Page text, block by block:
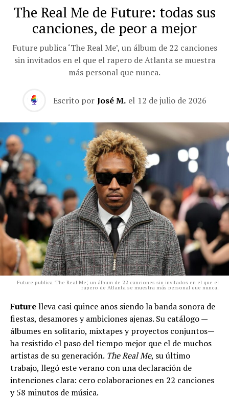
The Real Me de Future: todas sus
canciones, de peor a mejor
Future publica ‘The Real Me’, un álbum de 22 canciones
sin invitados en el que el rapero de Atlanta se muestra
más personal que nunca.
Escrito por José M. el 12 de julio de 2026
Future publica 'The Real Me', un álbum de 22 canciones sin invitados en el que el
rapero de Atlanta se muestra más personal que nunca.
Futurelleva casi quince años siendo la banda sonora de
fiestas, desamores y ambiciones ajenas. Su catálogo —
álbumes en solitario, mixtapes y proyectos conjuntos—
ha resistido el paso del tiempo mejor que el de muchos
artistas de su generación. The Real Me, su último
trabajo, llegó este verano con una declaración de
intenciones clara: cero colaboraciones en 22 canciones
y 58 minutos de música.